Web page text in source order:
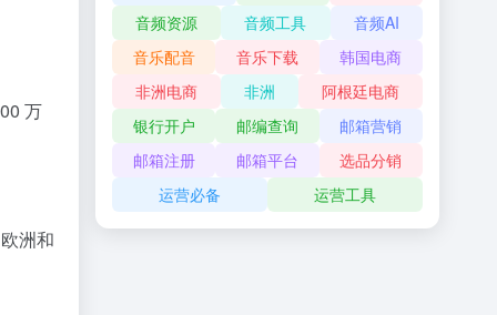
万
洲和
音频资源
音频工具
音频AI
音乐配音
音乐下载
韩国电商
非洲电商
非洲
阿根廷电商
银行开户
邮编查询
邮箱营销
邮箱注册
邮箱平台
选品分销
运营必备
运营工具